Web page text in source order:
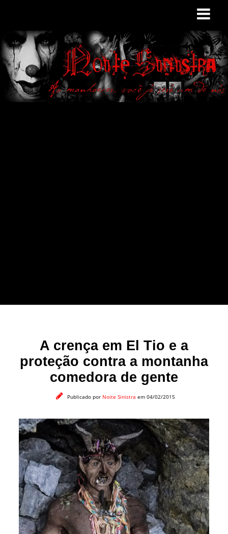
A crença em El Tio e a
proteção contra a montanha
comedora de gente
Publicado por Noite Sinistra em 04/02/2015